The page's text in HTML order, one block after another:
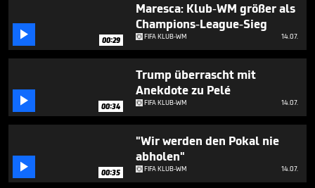
 00:29
Maresca: Klub-WM größer als
Champions-League-Sieg
FIFA KLUB-WM 14.07.
 00:34
Trump überrascht mit
Anekdote zu Pelé
FIFA KLUB-WM 14.07.
 00:35
"Wir werden den Pokal nie
abholen"
FIFA KLUB-WM 14.07.